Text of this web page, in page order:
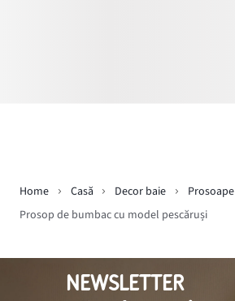
Home Casă Decor baie
Prosoape
Prosop de bumbac cu model pescăruși
NEWSLETTER